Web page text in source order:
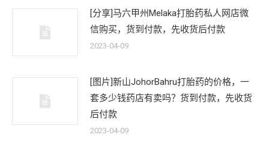
[分享]马六甲州Melaka打胎药私人网店微
信购买，货到付款，先收货后付款
2023-04-09
[图片]新山JohorBahru打胎药的价格，一
套多少钱药店有卖吗？货到付款，先收货
后付款
2023-04-09